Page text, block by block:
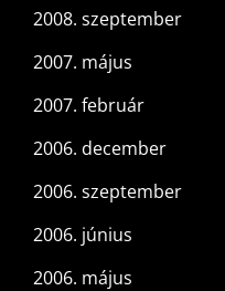
2008. szeptember
2007. május
2007. február
2006. december
2006. szeptember
2006. június
2006. május